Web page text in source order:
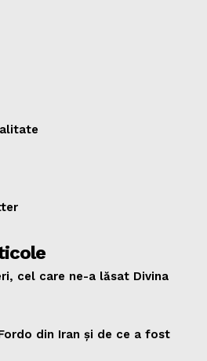
cel care ne-a lăsat Divina
din Iran și de ce a fost